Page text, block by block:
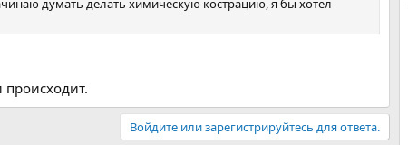
Войдите или зарегистрируйтесь для ответа.